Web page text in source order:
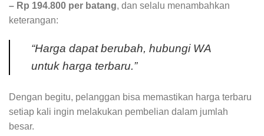
– Rp 194.800 per batang, dan selalu menambahkan
keterangan:
“Harga dapat berubah, hubungi WA
untuk harga terbaru.”
Dengan begitu, pelanggan bisa memastikan harga terbaru
setiap kali ingin melakukan pembelian dalam jumlah
besar.